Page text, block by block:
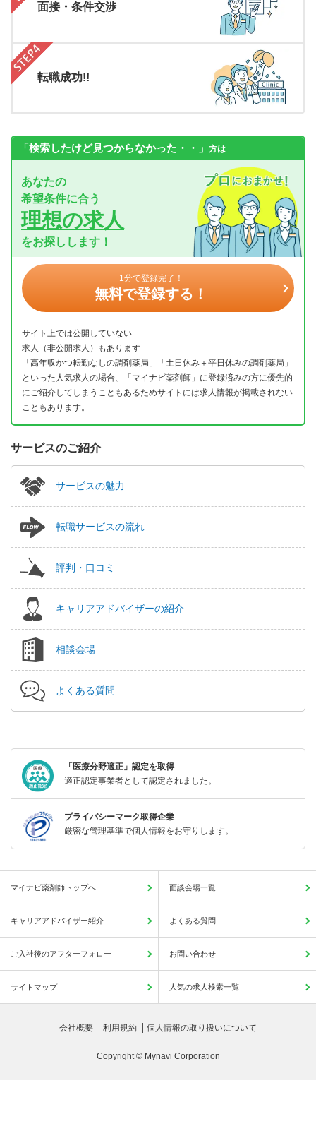
面接・条件交渉
転職成功!!
「検索したけど見つからなかった・・」 方は
あなたの
希望条件に合う
理想の求人
をお探しします！
1分で登録完了！
無料で登録する！
サイト上では公開していない
求人（非公開求人）もあります
「高年収かつ転勤なしの調剤薬局」「土日休み＋平日休みの調剤薬局」
といった人気求人の場合、「マイナビ薬剤師」に登録済みの方に優先的
にご紹介してしまうこともあるためサイトには求人情報が掲載されない
こともあります。
サービスのご紹介
サービスの魅力
転職サービスの流れ
評判・口コミ
キャリアアドバイザーの紹介
相談会場
よくある質問
「医療分野適正」認定を取得
適正認定事業者として認定されました。
プライバシーマーク取得企業
厳密な管理基準で個人情報をお守りします。
マイナビ薬剤師トップへ 面談会場一覧
キャリアアドバイザー紹介 よくある質問
ご入社後のアフターフォロー お問い合わせ
サイトマップ 人気の求人検索一覧
会社概要 利用規約 個人情報の取り扱いについて
Copyright © Mynavi Corporation